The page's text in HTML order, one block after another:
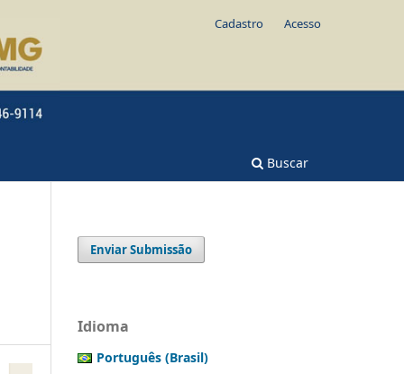
Buscar
Cadastro Acesso
Enviar Submissão
Idioma
Português (Brasil)